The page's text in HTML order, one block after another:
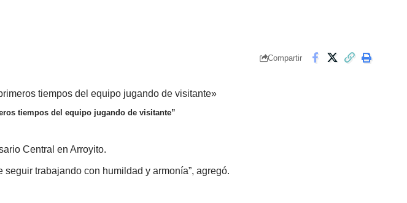
Compartir
tiempos del equipo jugando de visitante”
Central en Arroyito.
trabajando con humildad y armonía”, agregó.